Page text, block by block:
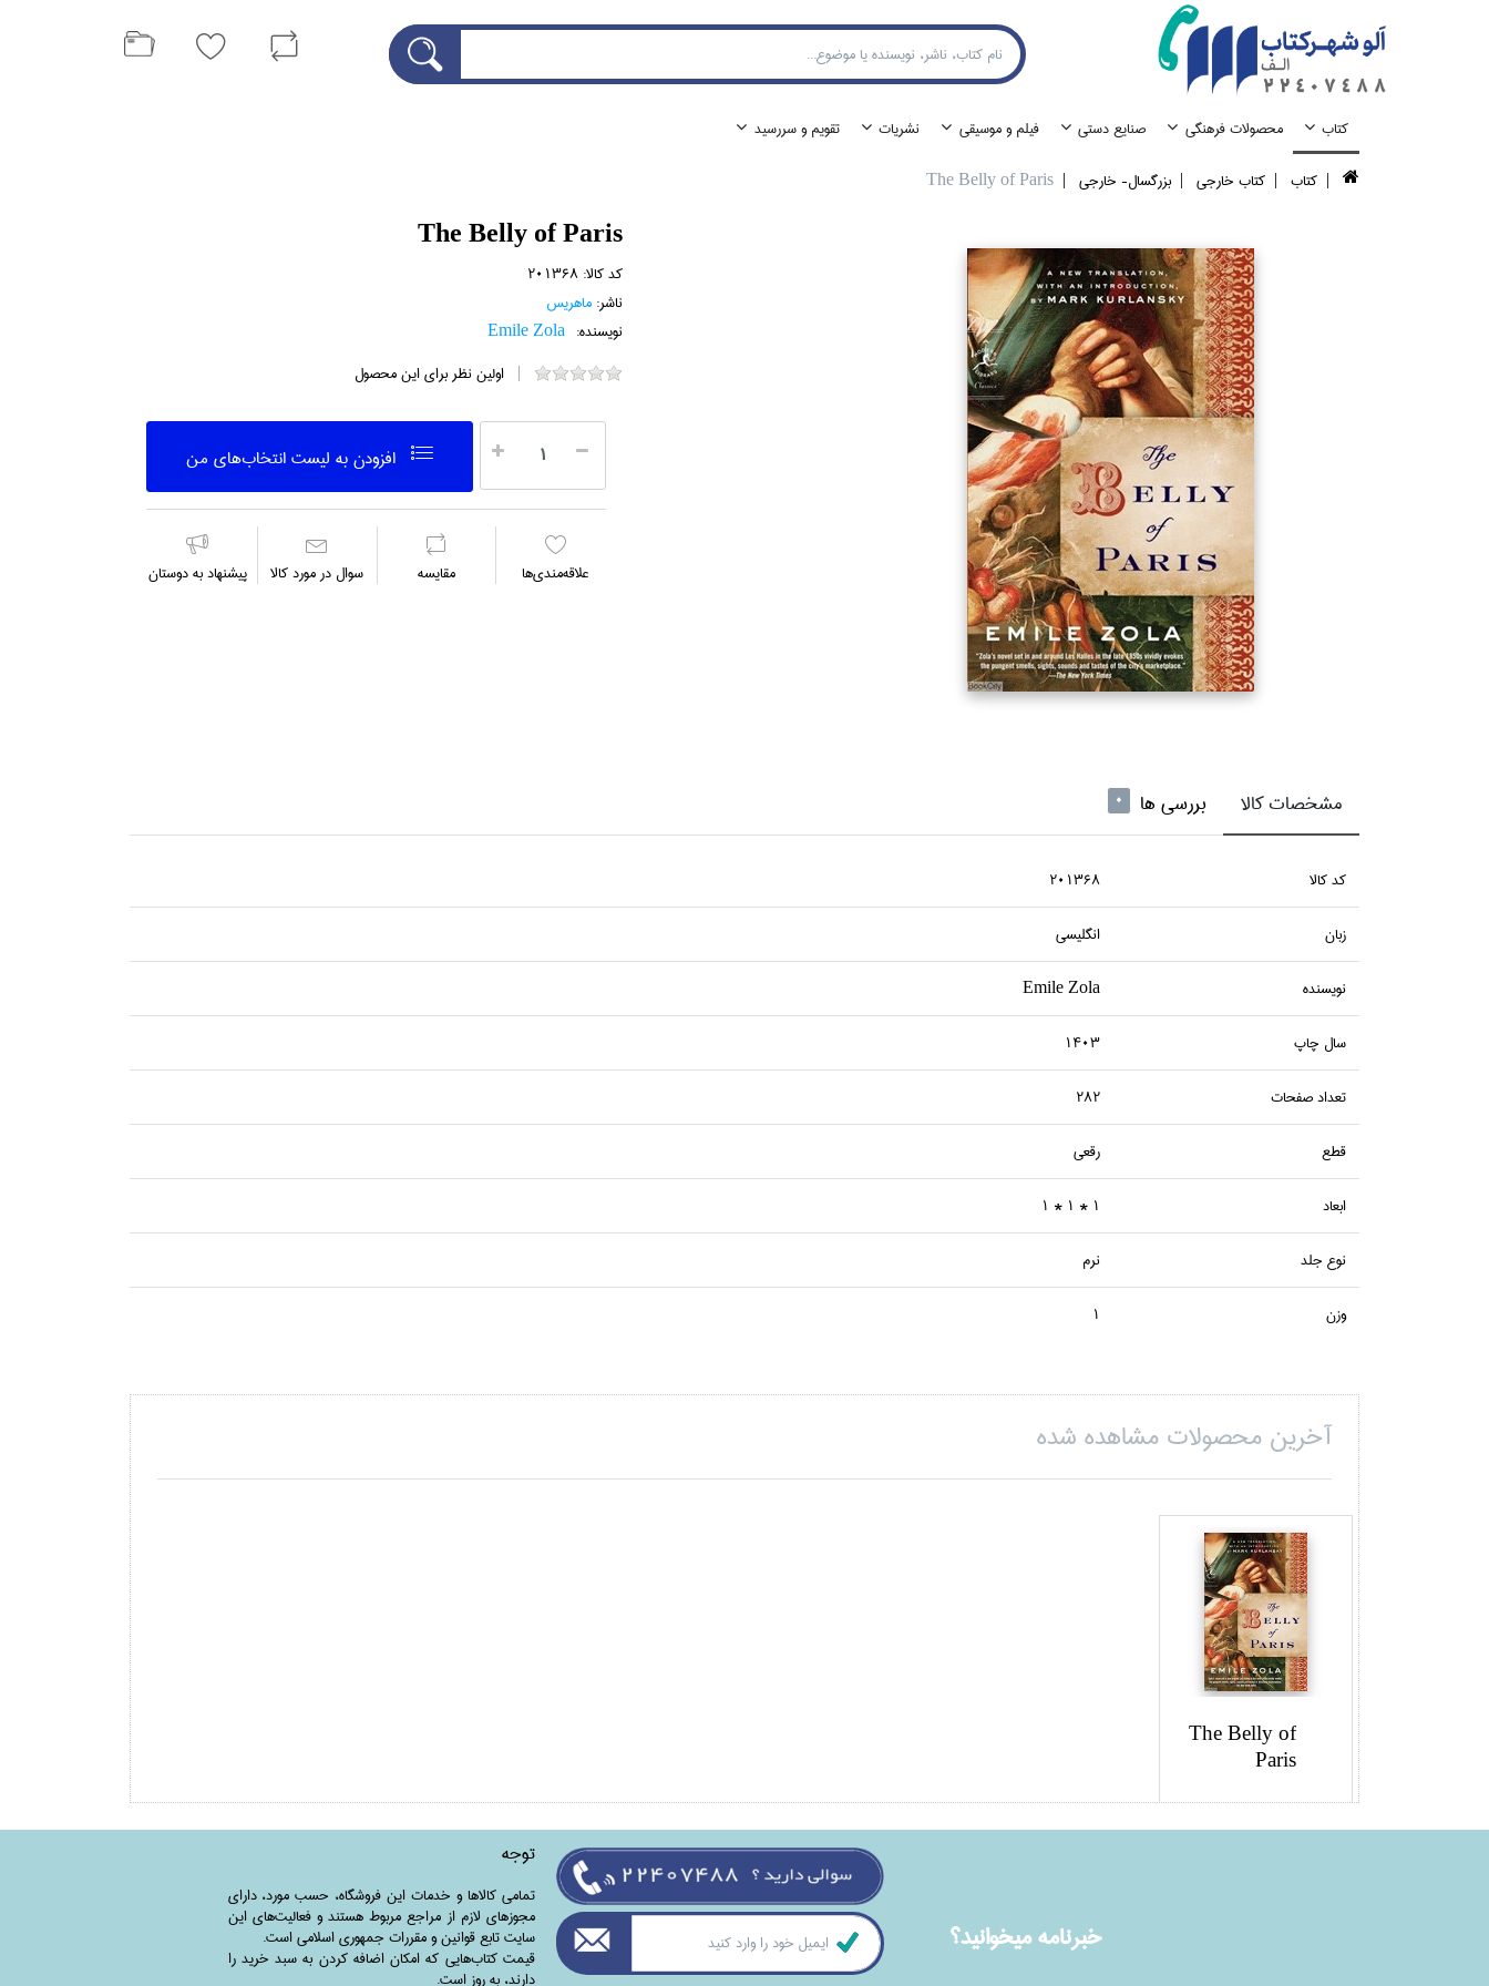
كتاب محصولات فرهنگي صنايع دستي فيلم و موسيقي نشريات
تقويم و سررسيد
كتاب
كتاب خارجي بزرگسال- خارجي The Belly of Paris
The Belly of Paris
کد کالا: 201368
ناشر: ماهريس
نویسنده: Emile Zola
اولین نظر برای این محصول
افزودن به ليست انتخاب‌هاي من
علاقه‌مندي‌ها مقايسه سوال در مورد كالا پیشنهاد به دوستان
مشخصات کالا بررسی ها 0
كد كالا 201368
زبان انگليسي
نويسنده Emile Zola
سال چاپ 1403
تعداد صفحات 282
قطع رقعي
ابعاد 1 * 1 * 1
نوع جلد نرم
وزن 1
آخرین محصولات مشاهده شده
The Belly of
Paris
خبرنامه ميخوانيد؟
توجه
تمامی‌ کالاها و خدمات این فروشگاه، حسب مورد،‌ دارای
مجوزهای لازم از مراجع مربوط هستند ‌و‌‌ فعالیت‌های این
سایت تابع قوانین و مقررات جمهوری اسلامی است.
قیمت کتاب‌هایی که امکان اضافه کردن به سبد خرید را
دارند،‌ به روز است.